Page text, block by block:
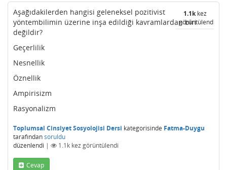
1.1kkez
görüntülendi
Aşağıdakilerden hangisi geleneksel pozitivist
yöntembilimin üzerine inşa edildiği kavramlardan biri
değildir?
Geçerlilik
Nesnellik
Öznellik
Ampirisizm
Rasyonalizm
Toplumsal Cinsiyet Sosyolojisi Dersi kategorisinde Fatma-Duygu
tarafındansoruldu
düzenlendi | 1.1k kez görüntülendi
Cevap